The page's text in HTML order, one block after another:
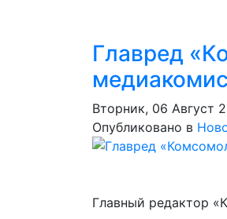
Главред
Вторник, 06 Август
Опубликовано в
Главный редактор